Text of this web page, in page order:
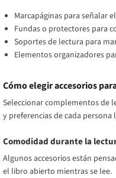
Marcapáginas para señalar
Fundas o protectores para
Soportes de lectura para
Elementos organizadores
Cómo elegir accesorios
Seleccionar complementos de
y preferencias de cada persona
Comodidad durante la
Algunos accesorios están
el libro abierto mientras se lee.